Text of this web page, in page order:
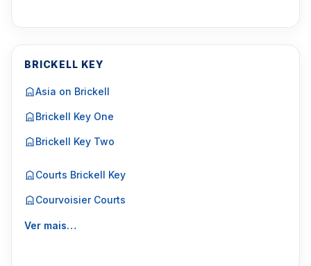
BRICKELL KEY
Asia on Brickell
Brickell Key One
Brickell Key Two
Courts Brickell Key
Courvoisier Courts
Ver mais…